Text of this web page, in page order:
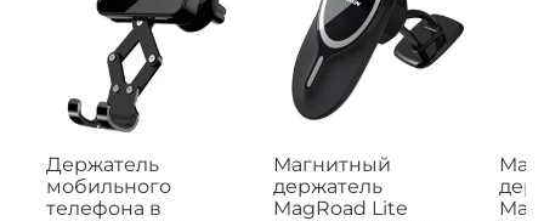
Держатель
мобильного
телефона в
Магнитный
держатель
MagRoad Lite